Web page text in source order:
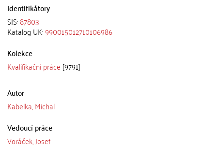
Identifikátory
SIS:87803
Katalog UK:990015012710106986
Kolekce
Kvalifikační práce [9791]
Autor
Kabelka, Michal
Vedoucí práce
Voráček, Josef